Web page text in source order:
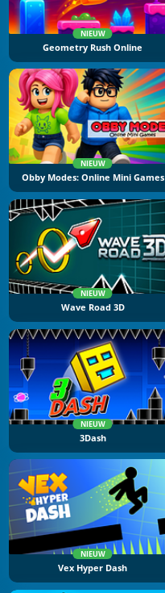
NIEUW
Geometry Rush Online
NIEUW
Obby Modes: Online Mini Games
NIEUW
Wave Road 3D
NIEUW
3Dash
NIEUW
Vex Hyper Dash